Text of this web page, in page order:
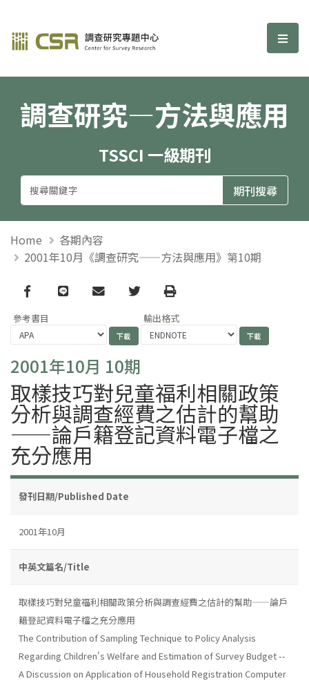
調查研究—方法與應用期刊 選
調查研究—方法與應用
TSSCI 一級期刊
Home
各期內容
2001年10月《調查研究——方法與應用》第10期
Facebook
line email TwitterPrint
參考書目 輸出格式
2001年10月 10期
取樣技巧對兒童福利相關政策
分析與調查經費之估計的幫助
——論戶籍登記資料電子檔之
充分應用
發刊日期/Published Date
2001年10月
中英文篇名/Title
取樣技巧對兒童福利相關政策分析與調查經費之估計的幫助——論戶
籍登記資料電子檔之充分應用
The Contribution of Sampling Technique to Policy Analysis
Regarding Children's Welfare and Estimation of Survey Budget --
A Discussion on Application of Household Registration Computer